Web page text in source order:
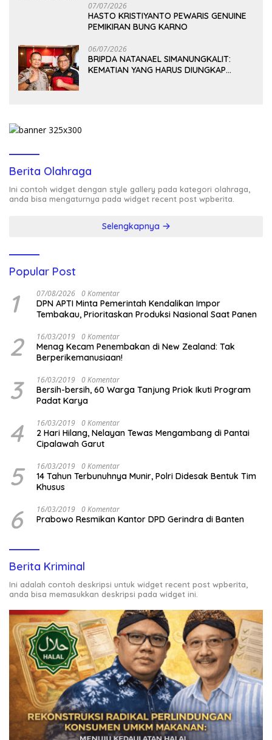
07/07/2026
HASTO KRISTIYANTO PEWARIS GENUINE
PEMIKIRAN BUNG KARNO
06/07/2026
BRIPDA NATANAEL SIMANUNGKALIT:
KEMATIAN YANG HARUS DIUNGKAP
Berita Olahraga
Ini contoh widget dengan style gallery pada kategori olahraga,
anda bisa mengaturnya pada widget recent post wpberita.
Selengkapnya
Popular Post
1 07/08/2026 0 Komentar
DPN APTI Minta Pemerintah Kendalikan Impor
Tembakau, Prioritaskan Produksi Nasional Saat Panen
2 16/03/2019 0 Komentar
Menag Kecam Penembakan di New Zealand: Tak
Berperikemanusiaan!
3 16/03/2019 0 Komentar
Bersih-bersih, 60 Warga Tanjung Priok Ikuti Program
Padat Karya
4 16/03/2019 0 Komentar
2 Hari Hilang, Nelayan Tewas Mengambang di Pantai
Cipalawah Garut
5 16/03/2019 0 Komentar
14 Tahun Terbunuhnya Munir, Polri Didesak Bentuk Tim
Khusus
6 16/03/2019 0 Komentar
Prabowo Resmikan Kantor DPD Gerindra di Banten
Berita Kriminal
Ini adalah contoh deskripsi untuk widget recent post wpberita,
anda bisa memasukkan deskripsi pada widget ini.